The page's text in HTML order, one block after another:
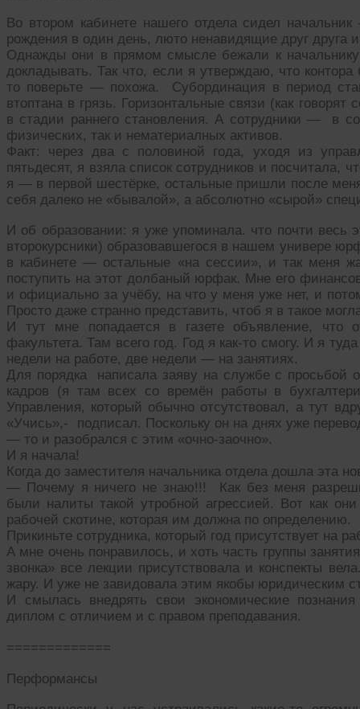
Во втором кабинете нашего отдела сидел
рождения в один день, люто ненавидящие друг друга
Однажды они в прямом смысле бежали к
докладывать. Так что, если я утверждаю, что
то поверьте — похожа. Субординация в период
втоптана в грязь. Горизонтальные связи (как
в стадии раннего становления. А сотрудники — в
физических, так и нематериалных активов.
Факт: через два с половиной года, уходя из
пятьдесят, я взяла список сотрудников и посчитала,
я — в первой шестёрке, остальные пришли после
себя далеко не «бывалой», а абсолютно «сырой»
И об образовании: я уже упоминала. что почти весь
второкурсники) образовавшегося в нашем универе
в кабинете — остальные «на сессии», и так меня
поступить на этот долбаный юрфак. Мне его
и официально за учёбу, на что у меня уже нет, и
Просто даже странно представить, чтоб я в такое
И тут мне попадается в газете объявление, что
факультета. Там всего год. Год я как-то смогу. И я
недели на работе, две недели — на занятиях.
Для порядка написала заяву на службе с просьбой
кадров (я там всех со времён работы в
Управления, который обычно отсутствовал, а тут
«Учись»,- подписал. Поскольку он на днях уже
— то и разобрался с этим «очно-заочно».
И я начала!
Когда до заместителя начальника отдела дошла эта
— Почему я ничего не знаю!!! Как без меня
были налиты такой утробной агрессией. Вот как
рабочей скотине, которая им должна по определению.
Прикиньте сотрудника, который год присутствует на
А мне очень понравилось, и хоть часть группы
звонка» все лекции присутствовала и конспекты
жару. И уже не завидовала этим якобы юридическим
И смылась внедрять свои экономические
диплом с отличием и с правом преподавания.
=============
Перформансы